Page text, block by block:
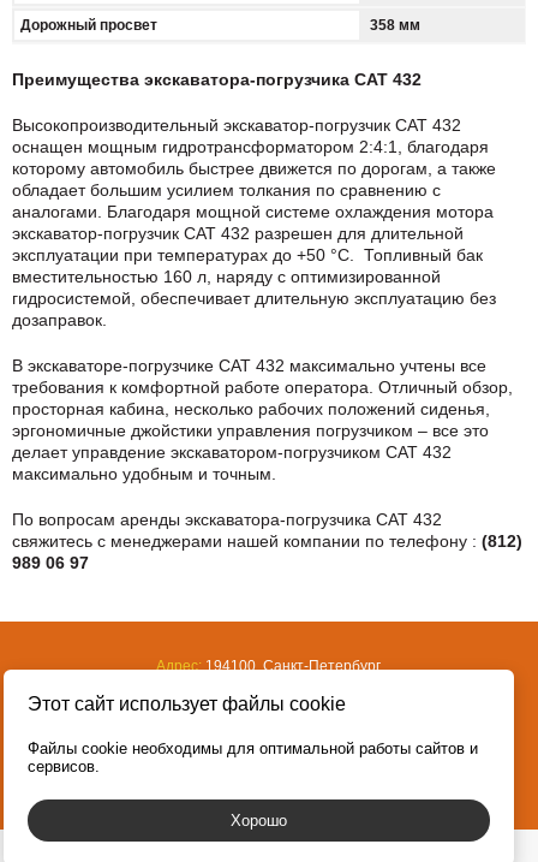
Дорожный просвет 358 мм
Преимущества экскаватора-погрузчика CAT 432
Высокопроизводительный экскаватор-погрузчик CAT 432
оснащен мощным гидротрансформатором 2:4:1, благодаря
которому автомобиль быстрее движется по дорогам, а также
обладает большим усилием толкания по сравнению с
аналогами. Благодаря мощной системе охлаждения мотора
экскаватор-погрузчик CAT 432 разрешен для длительной
эксплуатации при температурах до +50 °C. Топливный бак
вместительностью 160 л, наряду с оптимизированной
гидросистемой, обеспечивает длительную эксплуатацию без
дозаправок.
В экскаваторе-погрузчике CAT 432 максимально учтены все
требования к комфортной работе оператора. Отличный обзор,
просторная кабина, несколько рабочих положений сиденья,
эргономичные джойстики управления погрузчиком – все это
делает управдение экскаватором-погрузчиком CAT 432
максимально удобным и точным.
По вопросам аренды экскаватора-погрузчика CAT 432
свяжитесь с менеджерами нашей компании по телефону : (812)
989 06 97
Адрес:194100, Санкт-Петербург,
Телефон:(812) 986-44-73
Этот сайт использует файлы cookie
Файлы cookie необходимы для оптимальной работы сайтов и
сервисов.
Хорошо